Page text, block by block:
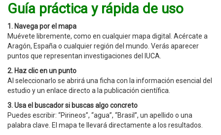
Guía práctica y rápida de uso
1. Navega por el mapa
Muévete libremente, como en cualquier mapa digital. Acércate a
Aragón, España o cualquier región del mundo. Verás aparecer
puntos que representan investigaciones del IUCA.
2. Haz clic en un punto
Al seleccionarlo se abrirá una ficha con la información esencial del
estudio y un enlace directo a la publicación científica.
3. Usa el buscador si buscas algo concreto
Puedes escribir: “Pirineos”, “agua”, “Brasil”, un apellido o una
palabra clave. El mapa te llevará directamente a los resultados.